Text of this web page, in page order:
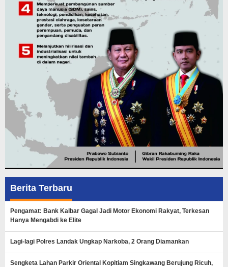
Berita Terbaru
Pengamat: Bank Kalbar Gagal Jadi Motor Ekonomi Rakyat, Terkesan
Hanya Mengabdi ke Elite
Lagi-lagi Polres Landak Ungkap Narkoba, 2 Orang Diamankan
Sengketa Lahan Parkir Oriental Kopitiam Singkawang Berujung Ricuh,